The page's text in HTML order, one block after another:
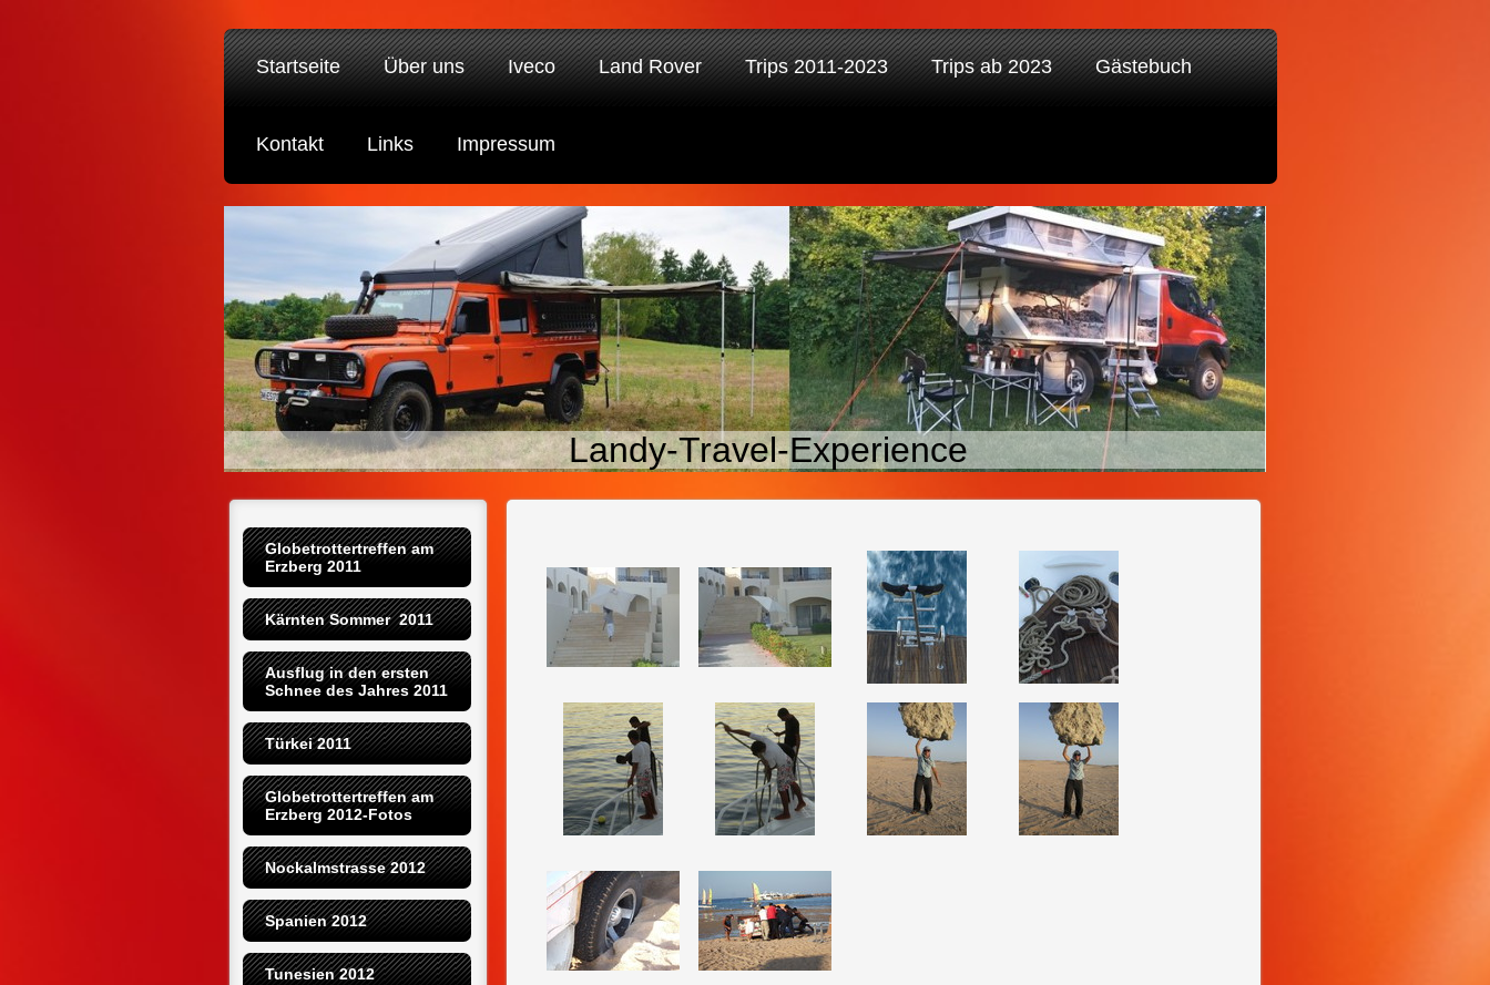
Startseite Über uns Iveco Land Rover Trips 2011-2023 Trips ab 2023 Gästebuch
Kontakt Links Impressum
Landy-Travel-Experience
Globetrottertreffen am
Erzberg 2011
Kärnten Sommer  2011
Ausflug in den ersten
Schnee des Jahres 2011
Türkei 2011
Globetrottertreffen am
Erzberg 2012-Fotos
Nockalmstrasse 2012
Spanien 2012
Tunesien 2012